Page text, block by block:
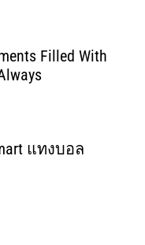
Filled With
แทงบอล